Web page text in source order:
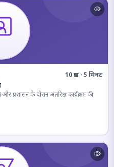
10 प्रश्न · 5 मिनट
प्रशासन के दौरान अंतरिक्ष कार्यक्रम की